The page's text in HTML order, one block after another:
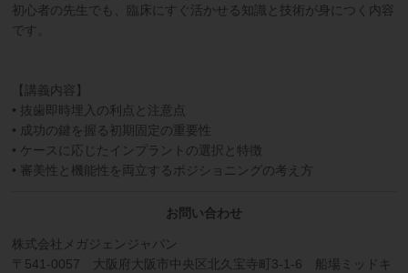
初心者の先生でも、臨床にすぐ活かせる知識と技術が身につく内容
です。
【講義内容】
• 抜歯即時埋入の利点と注意点
• 成功の鍵を握る初期固定の重要性
• ケースに応じたインプラントの選択と特徴
• 審美性と機能性を両立するポジショニングの考え方
お問い合わせ
株式会社メガジェンジャパン
〒541-0057 大阪府大阪市中央区北久宝寺町3-1-6 船場ミッドキ